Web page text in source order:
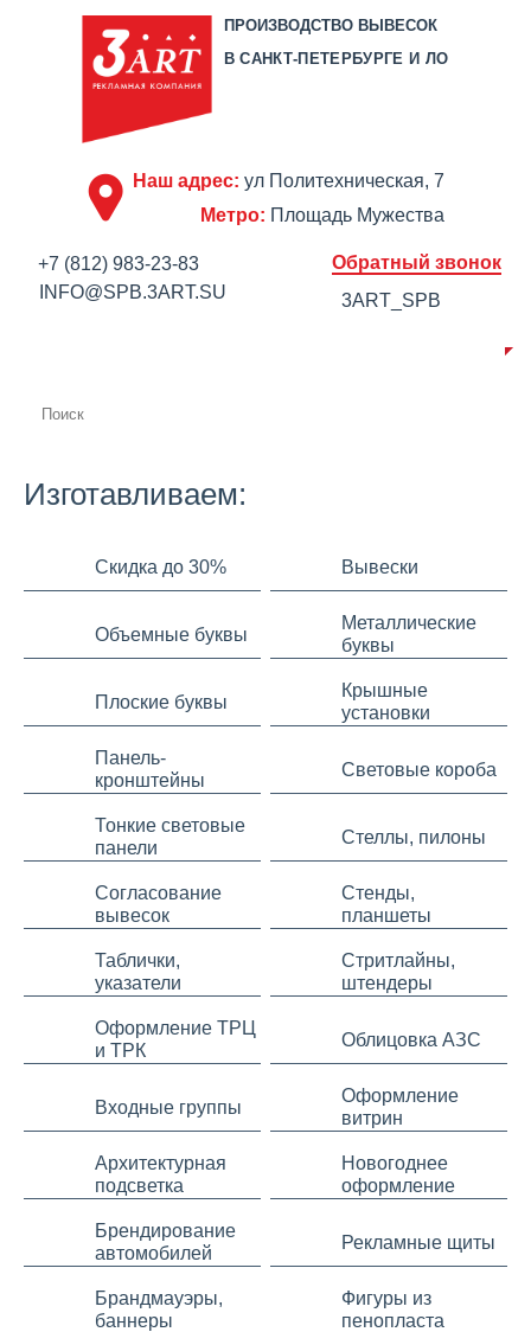
ПРОИЗВОДСТВО ВЫВЕСОК
В САНКТ-ПЕТЕРБУРГЕ И ЛО
Наш адрес: ул Политехническая, 7
Метро: Площадь Мужества
+7 (812) 983-23-83
INFO@SPB.3ART.SU
Обратный звонок
3ART_SPB
Изготавливаем:
Скидка до 30% Вывески
Объемные буквы
Металлические
буквы
Плоские буквы
Крышные
установки
Панель-
кронштейны
Световые короба
Тонкие световые
панели
Стеллы, пилоны
Согласование
вывесок
Стенды,
планшеты
Таблички,
указатели
Стритлайны,
штендеры
Оформление ТРЦ
и ТРК
Облицовка АЗС
Входные группы
Оформление
витрин
Архитектурная
подсветка
Новогоднее
оформление
Брендирование
автомобилей
Рекламные щиты
Брандмауэры,
баннеры
Фигуры из
пенопласта